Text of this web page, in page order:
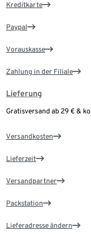
Kreditkarte
Paypal
Vorauskasse
Zahlung in der Filiale
Lieferung
Gratisversand ab 29 € &
Versandkosten
Lieferzeit
Versandpartner
Packstation
Lieferadresse ändern